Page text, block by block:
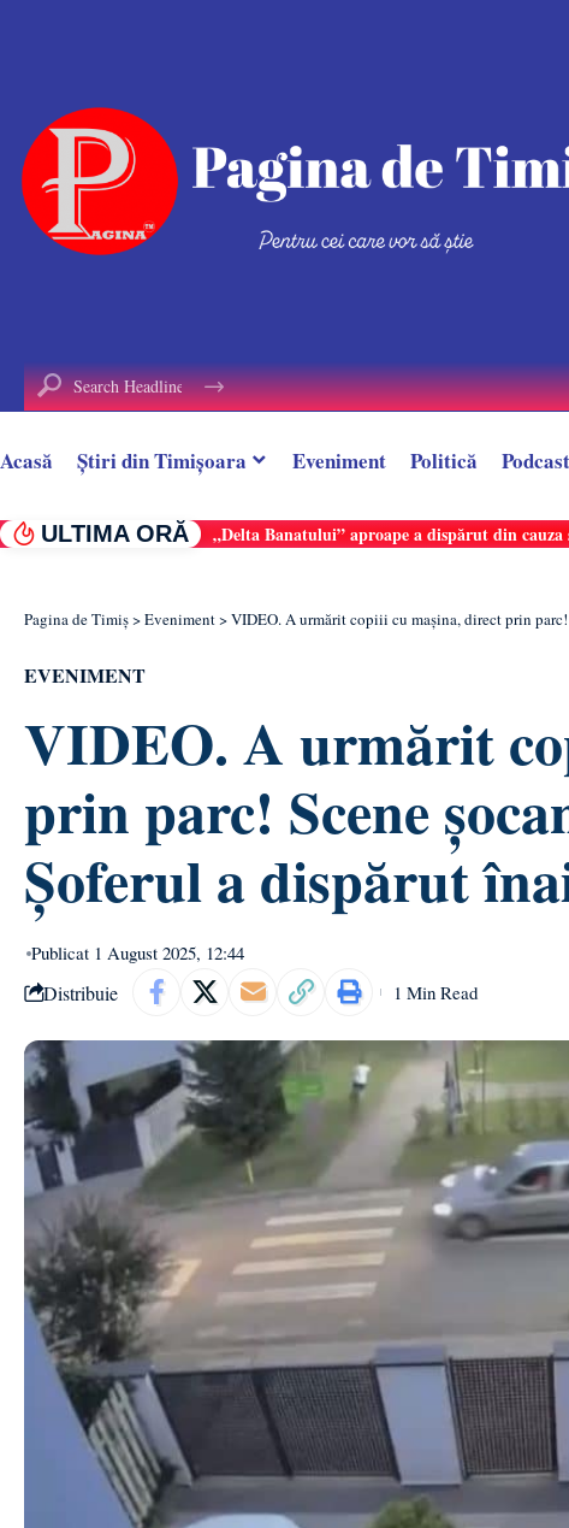
Acasă Știri din Timișoara Eveniment Politică
ULTIMA ORĂ „Delta Banatului” aproape a dispărut din
Pagina de Timiș>Eveniment>VIDEO. A urmărit copiii cu mașina, direct prin
EVENIMENT
VIDEO. A urmărit
prin parc! Scene
Șoferul a dispărut
Publicat 1 August 2025, 12:44
Distribuie 1 Min Read